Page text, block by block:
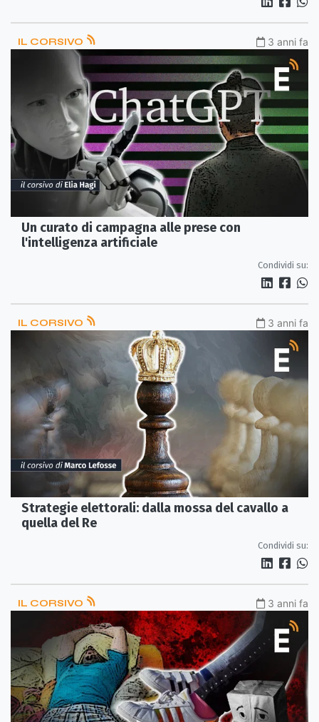
IL CORSIVO 3 anni fa
Un curato di campagna alle prese con
l'intelligenza artificiale
Condividi su:
IL CORSIVO 3 anni fa
Strategie elettorali: dalla mossa del cavallo a
quella del Re
Condividi su:
IL CORSIVO 3 anni fa